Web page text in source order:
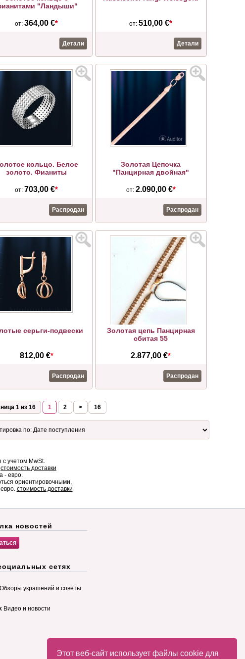
Этот веб-сайт использует файлы cookie для
"Ландыши"
от:364,00 €*
Детали
от:510,00 €*
Детали
кольцо. Белое
золото. Фианиты
от: 703,00 €*
Распродан
Золотая Цепочка
"Панцирная двойная"
от: 2.090,00 €*
Распродан
серьги-подвески
812,00 €*
Распродан
Золотая цепь Панцирная
сбитая 55
2.877,00 €*
Распродан
1 из 16 1 2 > 16
учетом MwSt.
стоимость доставки
- евро.
ориентировочными,
стоимость доставки
новостей
сетях
Обзоры украшений и советы
Видео и новости